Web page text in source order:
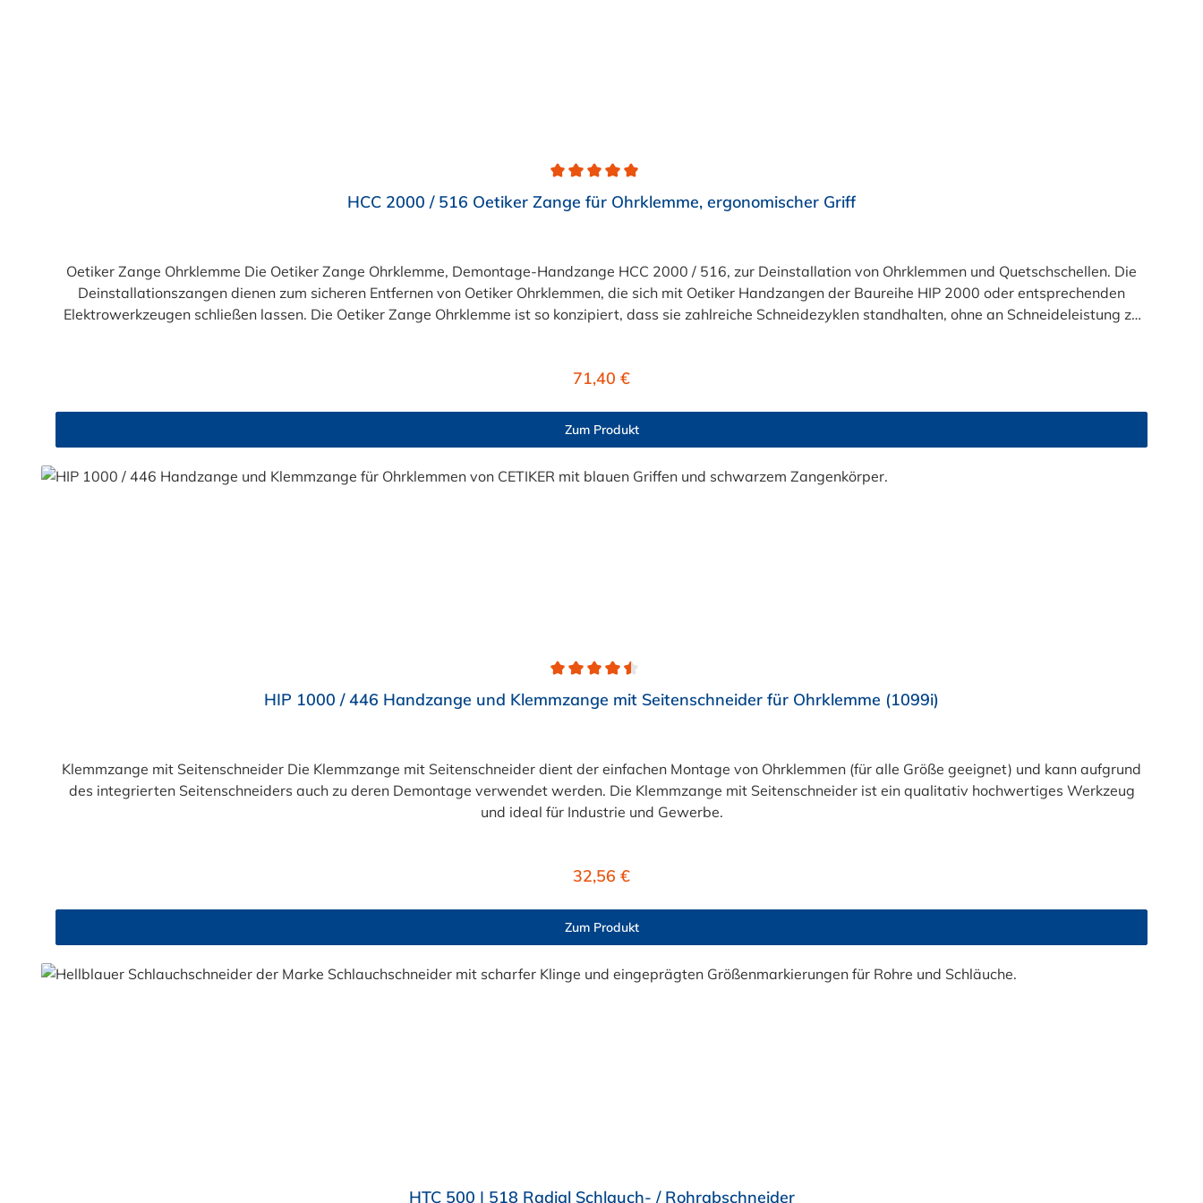
Durchschnittliche Bewertung von 5 von 5 SternenHCC 2000 / 516 Oetiker Zange für Ohrklemme, ergonomischer Griff
Oetiker Zange Ohrklemme Die Oetiker Zange Ohrklemme, Demontage-Handzange HCC 2000 / 516, zur Deinstallation von Ohrklemmen und Quetschschellen. Die
Deinstallationszangen dienen zum sicheren Entfernen von Oetiker Ohrklemmen, die sich mit Oetiker Handzangen der Baureihe HIP 2000 oder entsprechenden
Elektrowerkzeugen schließen lassen. Die Oetiker Zange Ohrklemme ist so konzipiert, dass sie zahlreiche Schneidezyklen standhalten, ohne an Schneideleistung zu
Handzangen. Die hohe mechanische Kraftverstärkung erleichtert das Schneiden von Klemmen und reduziert das Risiko einer Verletzung durch Überlastung.
Regulärer Preis:
71,40 €
Zum Produkt
Durchschnittliche Bewertung von 4.6 von 5 SternenHIP 1000 / 446 Handzange und Klemmzange mit Seitenschneider für Ohrklemme (1099i)
Klemmzange mit Seitenschneider Die Klemmzange mit Seitenschneider dient der einfachen Montage von Ohrklemmen (für alle Größe geeignet) und kann aufgrund
des integrierten Seitenschneiders auch zu deren Demontage verwendet werden. Die Klemmzange mit Seitenschneider ist ein qualitativ hochwertiges Werkzeug
und ideal für Industrie und Gewerbe.
Regulärer Preis:
32,56 €
Zum Produkt
HTC 500 | 518 Radial Schlauch- / Rohrabschneider